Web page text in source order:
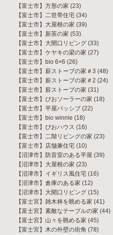
【富士市】方形の家 (23)
【富士市】二世帯住宅 (34)
【富士市】大屋根の家 (39)
【富士市】新茶の家 (53)
【富士市】大開口リビング (33)
【富士市】ケヤキの梁の家 (27)
【富士市】bio 6×6 (26)
【富士市】薪ストーブの家＃3 (48)
【富士市】薪ストーブの家＃2 (24)
【富士市】薪ストーブの家 (31)
【富士市】びおソーラーの家 (18)
【富士市】平屋パッシブ (22)
【富士市】bio winnie (18)
【富士市】びおハウス (16)
【富士市】二階リビングの家 (23)
【富士市】店舗兼住宅 (10)
【沼津市】防音室のある平屋 (39)
【沼津市】大屋根の家 (23)
【沼津市】イギリス風住宅 (16)
【沼津市】倉庫のある家 (12)
【沼津市】大開口リビング (15)
【富士宮】雑木林を眺める家 (41)
【富士宮】素敵なテーブルの家 (44)
【富士宮】山々を眺める家 (45)
【富士宮】木の外壁の街角 (78)